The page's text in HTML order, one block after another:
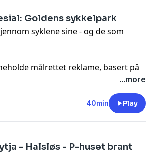
Goldens sykkelpark
syklene sine - og de som
målrettet reklame, basert på
for informasjon og dine valg
...more
40min Play
- Halsløs - P-huset brant